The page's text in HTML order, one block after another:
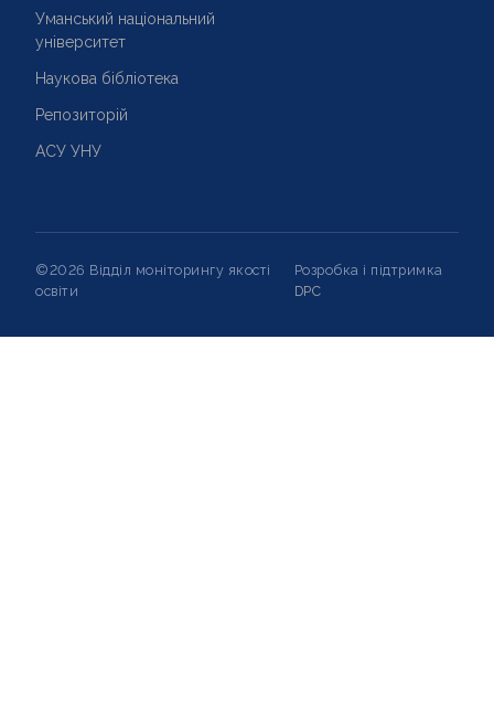
Уманський національний
університет
Наукова бібліотека
Репозиторій
АСУ УНУ
©2026 Відділ моніторингу якості
освіти
Розробка і підтримка
DPC